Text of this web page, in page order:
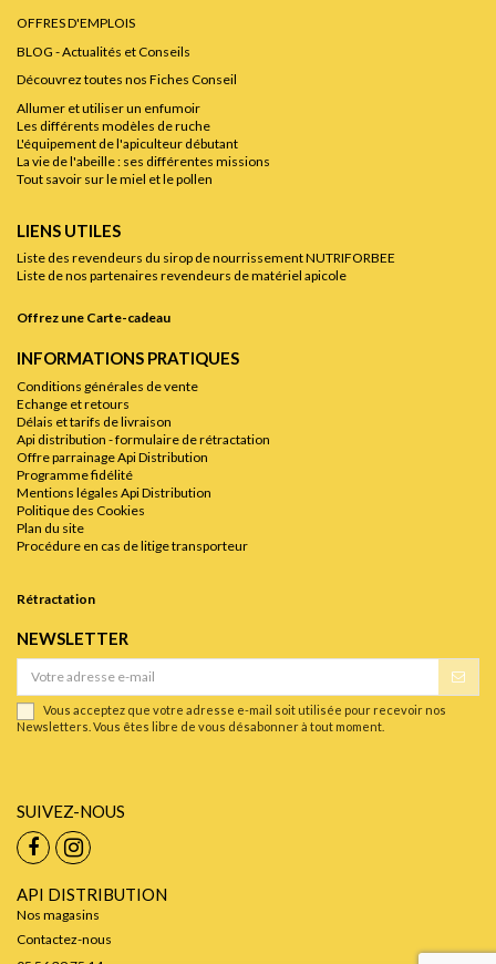
OFFRES D'EMPLOIS
BLOG - Actualités et Conseils
Découvrez toutes nos Fiches Conseil
Allumer et utiliser un enfumoir
Les différents modèles de ruche
L'équipement de l'apiculteur débutant
La vie de l'abeille : ses différentes missions
Tout savoir sur le miel et le pollen
LIENS UTILES
Liste des revendeurs du sirop de nourrissement NUTRIFORBEE
Liste de nos partenaires revendeurs de matériel apicole
Offrez une Carte-cadeau
INFORMATIONS PRATIQUES
Conditions générales de vente
Echange et retours
Délais et tarifs de livraison
Api distribution - formulaire de rétractation
Offre parrainage Api Distribution
Programme fidélité
Mentions légales Api Distribution
Politique des Cookies
Plan du site
Procédure en cas de litige transporteur
Rétractation
NEWSLETTER
Vous acceptez que votre adresse e-mail soit utilisée pour recevoir nos
Newsletters. Vous êtes libre de vous désabonner à tout moment.
SUIVEZ-NOUS
API DISTRIBUTION
Nos magasins
Contactez-nous